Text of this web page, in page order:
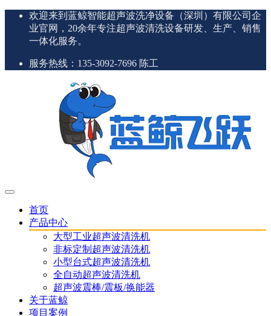
欢迎来到蓝鲸智能超声波洗净设备（深圳）有限公司企
业官网，20余年专注超声波清洗设备研发、生产、销售
一体化服务。
服务热线：135-3092-7696 陈工
首页
产品中心
大型工业超声波清洗机
非标定制超声波清洗机
小型台式超声波清洗机
全自动超声波清洗机
超声波震棒/震板/换能器
关于蓝鲸
项目案例